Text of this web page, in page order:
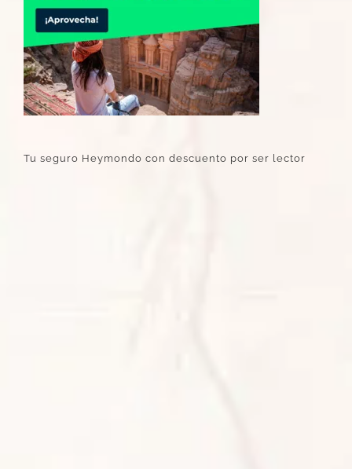
Tu seguro Heymondo con descuento por ser lector